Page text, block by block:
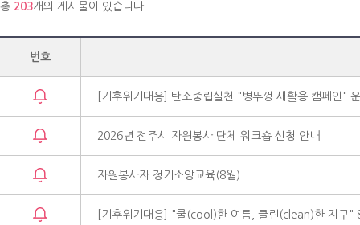
총 203개의 게시물이 있습니다.
번호
[기후위기대응] 탄소중립실천 "병뚜껑 새활용 캠페인"
2026년 전주시 자원봉사 단체 워크숍 신청 안내
자원봉사자 정기소양교육(8월)
[기후위기대응] "쿨(cool)한 여름, 클린(clean)한 지구"